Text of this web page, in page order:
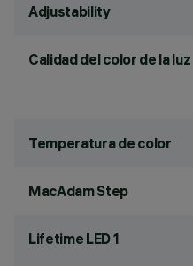
Adjustability
Calidad del color de la luz
Temperatura de color
MacAdam Step
Lifetime LED 1